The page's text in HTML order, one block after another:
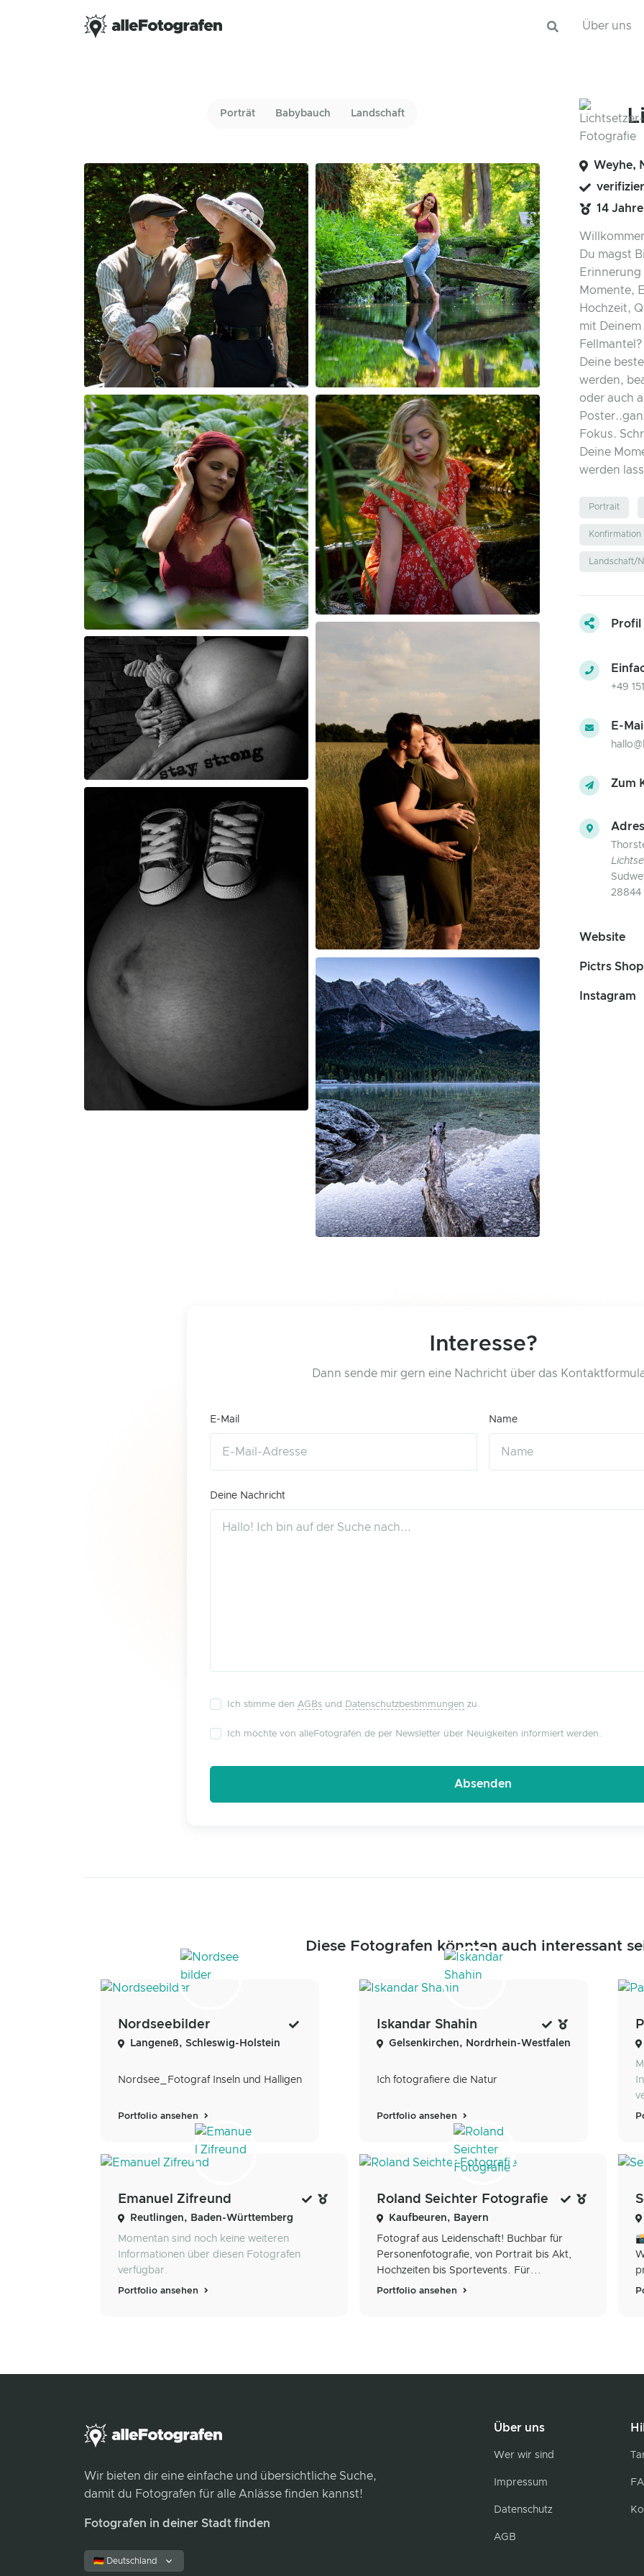
Über uns
Porträt Babybauch Landschaft
Weyhe,
14
Du magst
Momente,
Hochzeit,
mit
Deine
werden,
oder auch
Fokus.
Deine
werden
Portrait
Konfirmation
Landschaft/
Profil
+49
E-
Zum
28844
Website
Pictrs Shop
Instagram
Interesse?
Dann sende mir gern eine Nachricht über das
E-Mail Name
Deine Nachricht
Ich stimme den AGBsund Datenschutzbestimmungen zu.
Ich möchte von alleFotografen.de per Newsletter über Neuigkeiten informiert werden.
Diese Fotografen könnten auch interessant
Nordseebilder
Langeneß, Schleswig-Holstein
Nordsee_Fotograf Inseln und Halligen
Portfolio ansehen
Iskandar Shahin
Gelsenkirchen, Nordrhein-Westfalen
Ich fotografiere die Natur
Portfolio ansehen
Emanuel Zifreund
Reutlingen, Baden-Württemberg
Momentan sind noch keine weiteren
Informationen über diesen Fotografen
verfügbar.
Portfolio ansehen
Roland Seichter Fotografie
Kaufbeuren, Bayern
Fotograf aus Leidenschaft! Buchbar für
Personenfotografie, von Portrait bis Akt,
Hochzeiten bis Sportevents. Für...
Portfolio ansehen
Wir bieten dir eine einfache und übersichtliche Suche,
damit du Fotografen für alle Anlässe finden kannst!
Fotografen in deiner Stadt finden
🇩🇪 Deutschland
Über uns
Wer wir sind
Impressum
Datenschutz
AGB